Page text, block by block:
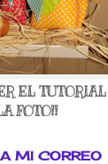
EL TUTORIAL
FOTO!!
MI CORREO